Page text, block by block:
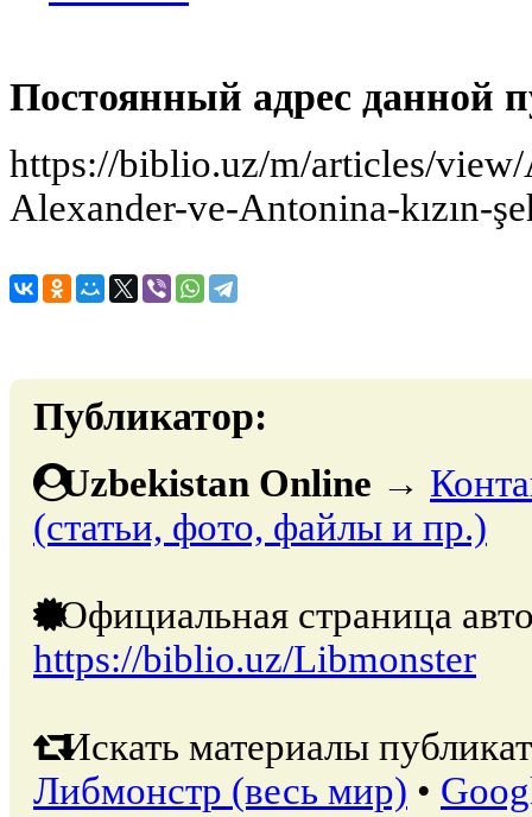
Постоянный адрес данной
https://biblio.uz/m/articles/
Alexander-ve-Antonina-kızın-
Публикатор:
Uzbekistan Online →
(статьи, фото, файлы и пр.)
Официальная страница
https://biblio.uz/Libmonster
Искать материалы
Либмонстр (весь мир) •